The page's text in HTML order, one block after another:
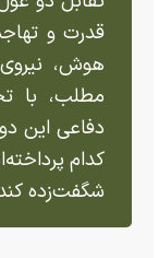
قدرت و
هوش،
مطلب، با
دفاعی این
کدام
شگفت‌زده